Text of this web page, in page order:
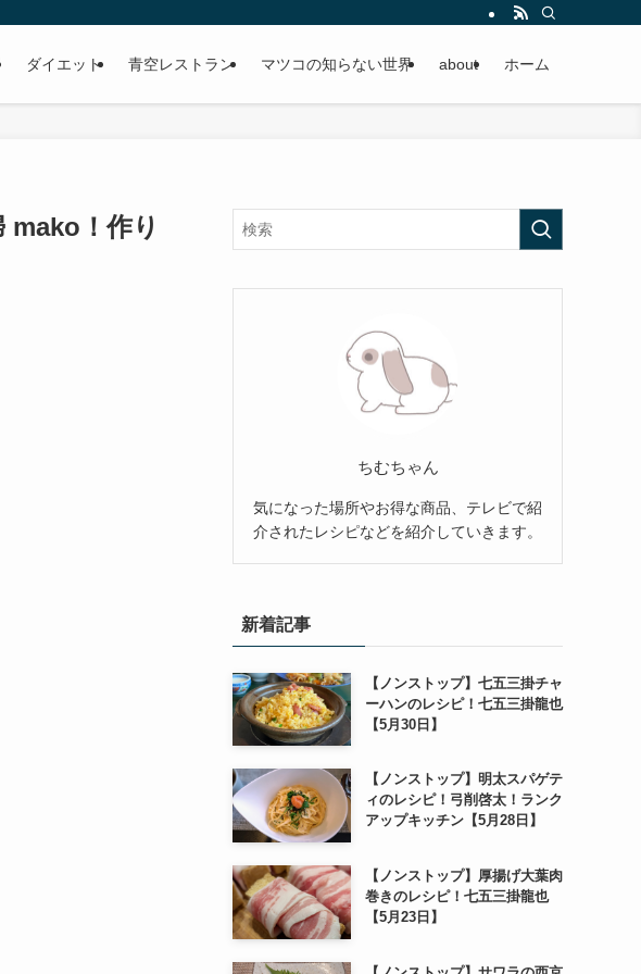
紹介します。
ダイエット 青空レストラン マツコの知らない世界 about ホーム
mako！作り
ちむちゃん
気になった場所やお得な商品、テレビで紹
介されたレシピなどを紹介していきます。
新着記事
【ノンストップ】七五三掛チャ
ーハンのレシピ！七五三掛龍也
【5月30日】
【ノンストップ】明太スパゲテ
ィのレシピ！弓削啓太！ランク
アップキッチン【5月28日】
【ノンストップ】厚揚げ大葉肉
巻きのレシピ！七五三掛龍也
【5月23日】